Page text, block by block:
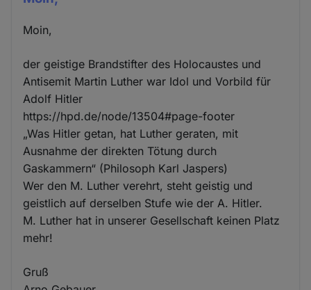
Moin,
der geistige Brandstifter des Holocaustes und
Antisemit Martin Luther war Idol und Vorbild für
Adolf Hitler
https://hpd.de/node/13504#page-footer
„Was Hitler getan, hat Luther geraten, mit
Ausnahme der direkten Tötung durch
Gaskammern“ (Philosoph Karl Jaspers)
Wer den M. Luther verehrt, steht geistig und
geistlich auf derselben Stufe wie der A. Hitler.
M. Luther hat in unserer Gesellschaft keinen Platz
mehr!
Gruß